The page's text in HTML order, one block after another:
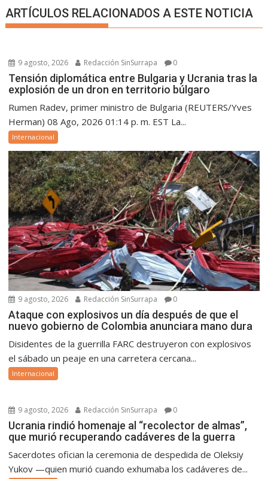
ARTÍCULOS RELACIONADOS A ESTE NOTICIA
9 agosto, 2026 Redacción SinSurrapa 0
Tensión diplomática entre Bulgaria y Ucrania tras la
explosión de un dron en territorio búlgaro
Rumen Radev, primer ministro de Bulgaria (REUTERS/Yves
Herman) 08 Ago, 2026 01:14 p. m. EST La...
Internacional
9 agosto, 2026 Redacción SinSurrapa 0
Ataque con explosivos un día después de que el
nuevo gobierno de Colombia anunciara mano dura
Disidentes de la guerrilla FARC destruyeron con explosivos
el sábado un peaje en una carretera cercana...
Internacional
9 agosto, 2026 Redacción SinSurrapa 0
Ucrania rindió homenaje al “recolector de almas”,
que murió recuperando cadáveres de la guerra
Sacerdotes ofician la ceremonia de despedida de Oleksiy
Yukov —quien murió cuando exhumaba los cadáveres de...